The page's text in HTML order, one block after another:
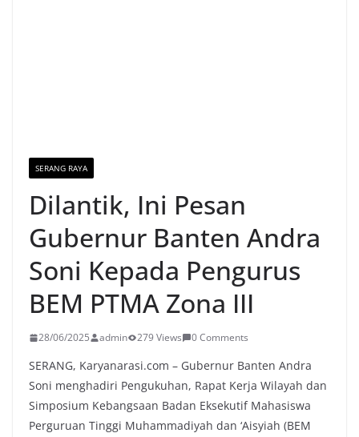
SERANG RAYA
Dilantik, Ini Pesan
Gubernur Banten Andra
Soni Kepada Pengurus
BEM PTMA Zona III
28/06/2025 admin 279 Views 0 Comments
SERANG, Karyanarasi.com – Gubernur Banten Andra
Soni menghadiri Pengukuhan, Rapat Kerja Wilayah dan
Simposium Kebangsaan Badan Eksekutif Mahasiswa
Perguruan Tinggi Muhammadiyah dan ‘Aisyiah (BEM